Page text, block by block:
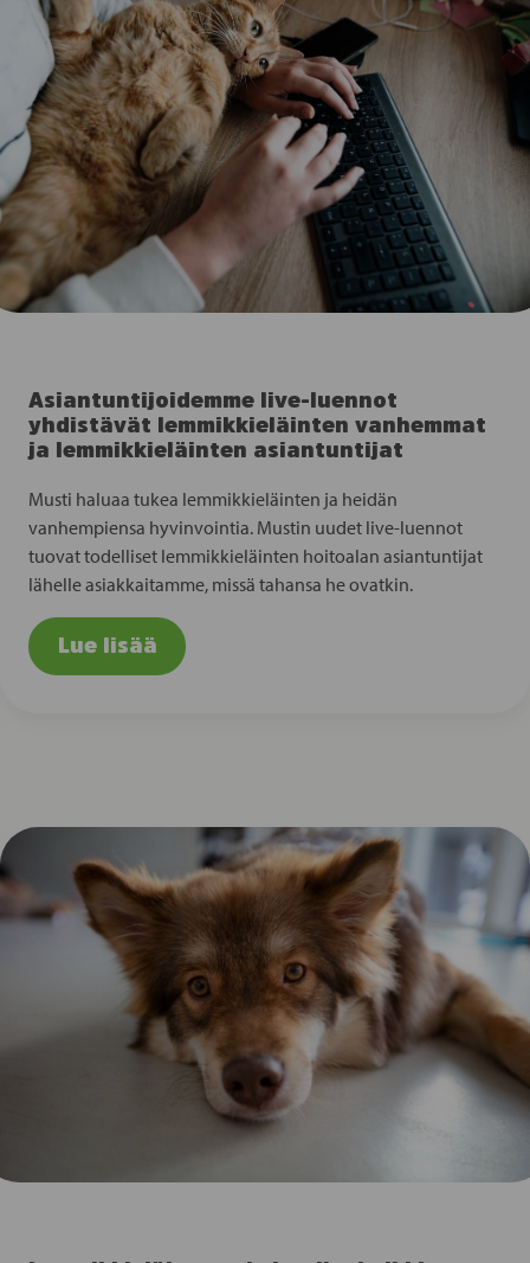
Asiantuntijoidemme live-luennot
yhdistävät lemmikkieläinten vanhemmat
ja lemmikkieläinten asiantuntijat
Musti haluaa tukea lemmikkieläinten ja heidän
vanhempiensa hyvinvointia. Mustin uudet live-luennot
tuovat todelliset lemmikkieläinten hoitoalan asiantuntijat
lähelle asiakkaitamme, missä tahansa he ovatkin.
Lue lisää